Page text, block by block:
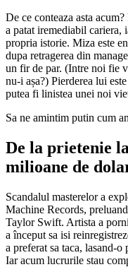
De ce conteaza asta
a patat iremediabil cariera,
propria istorie. Miza este
dupa retragerea din
un fir de par. (Intre noi fie
nu-i așa?) Pierderea lui
putea fi linistea unei noi
Sa ne amintim putin cum
De la prietenie
milioane de
Scandalul masterelor a
Machine Records,
Taylor Swift. Artista a
a început sa isi
a preferat sa taca, lasand-o
Iar acum lucrurile stau